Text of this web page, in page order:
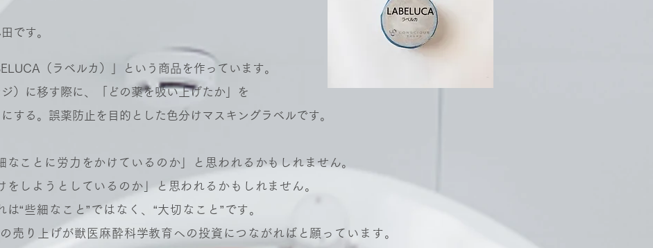
です。
（ラベルカ）」という商品を作っています。
）に移す際に、「どの薬を吸い上げたか」を
する。誤薬防止を目的とした色分けマスキングラベルです。
なことに労力をかけているのか」と思われるかもしれません。
をしようとしているのか」と思われるかもしれません。
“些細なこと”ではなく、“大切なこと”です。
売り上げが獣医麻酔科学教育への投資につながればと願っています。